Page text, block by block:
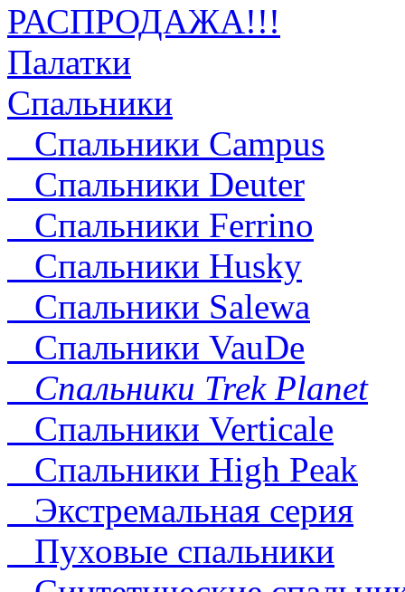
РАСПРОДАЖА!!!
Палатки
Спальники
Спальники Campus
Спальники Deuter
Cпальники Ferrino
Спальники Husky
Спальники Salewa
Спальники VauDe
Спальники Trek Planet
Спальники Verticale
Спальники High Peak
Экстремальная серия
Пуховые спальники